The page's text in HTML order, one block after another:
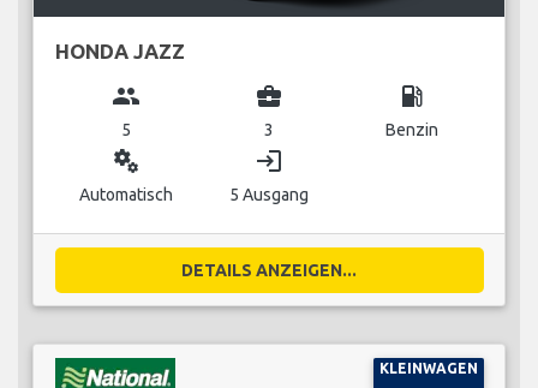
HONDA JAZZ
group
5
business_center
3
local_gas_station
Benzin
miscellaneous_services
Automatisch
login
5 Ausgang
DETAILS ANZEIGEN...
KLEINWAGEN